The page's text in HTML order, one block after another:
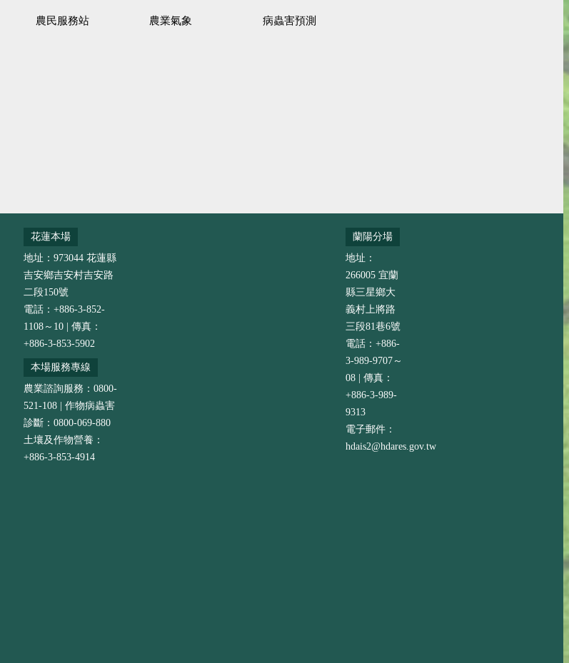
農民服務站 農業氣象 病蟲害預測
花蓮本場
地址：973044 花蓮縣
吉安鄉吉安村吉安路
二段150號
電話：+886-3-852-
1108～10 | 傳真：
+886-3-853-5902
本場服務專線
農業諮詢服務：0800-
521-108 | 作物病蟲害
診斷：0800-069-880
土壤及作物營養：
+886-3-853-4914
蘭陽分場
地址：
266005 宜蘭
縣三星鄉大
義村上將路
三段81巷6號
電話：+886-
3-989-9707～
08 | 傳真：
+886-3-989-
9313
電子郵件：
hdais2@hdares.gov.tw